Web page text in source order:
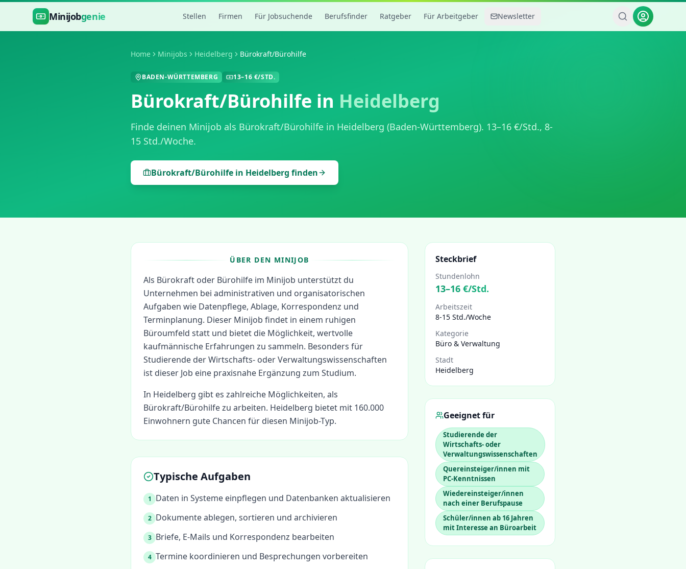
Zum Hauptinhalt springen
Minijobgenie Stellen Firmen Für Jobsuchende Berufsfinder Ratgeber Für Arbeitgeber Newsletter
Home Minijobs Heidelberg Bürokraft/Bürohilfe
BADEN-WÜRTTEMBERG 13–16 €/STD.
Bürokraft/Bürohilfe in Heidelberg
Finde deinen Minijob als Bürokraft/Bürohilfe in Heidelberg (Baden-Württemberg). 13–16 €/Std., 8-
15 Std./Woche.
Bürokraft/Bürohilfe in Heidelberg finden
ÜBER DEN MINIJOB
Als Bürokraft oder Bürohilfe im Minijob unterstützt du
Unternehmen bei administrativen und organisatorischen
Aufgaben wie Datenpflege, Ablage, Korrespondenz und
Terminplanung. Dieser Minijob findet in einem ruhigen
Büroumfeld statt und bietet die Möglichkeit, wertvolle
kaufmännische Erfahrungen zu sammeln. Besonders für
Studierende der Wirtschafts- oder Verwaltungswissenschaften
ist dieser Job eine praxisnahe Ergänzung zum Studium.
In Heidelberg gibt es zahlreiche Möglichkeiten, als
Bürokraft/Bürohilfezu arbeiten. Heidelberg bietet mit 160.000
Einwohnern gute Chancen für diesen Minijob-Typ.
Typische Aufgaben
1 Daten in Systeme einpflegen und Datenbanken aktualisieren
2 Dokumente ablegen, sortieren und archivieren
3 Briefe, E-Mails und Korrespondenz bearbeiten
4 Termine koordinieren und Besprechungen vorbereiten
Steckbrief
Stundenlohn
13–16 €/Std.
Arbeitszeit
8-15 Std./Woche
Kategorie
Büro & Verwaltung
Stadt
Heidelberg
Geeignet für
Studierende der
Wirtschafts- oder
Verwaltungswissenschaften
Quereinsteiger/innen mit
PC-Kenntnissen
Wiedereinsteiger/innen
nach einer Berufspause
Schüler/innen ab 16 Jahren
mit Interesse an Büroarbeit